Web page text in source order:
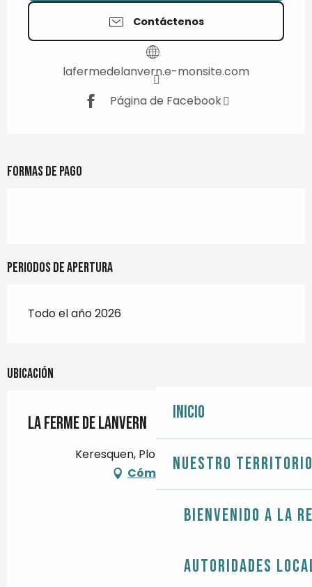
Inicio
Nuestro
Bienvenido a la
Autoridades
Contáctenos
lafermedelanvern.e-monsite.com
Página de Facebook
Formas de pago
Periodos de apertura
Todo el año 2026
Ubicación
La ferme de Lanvern
Keresquen, Plonéour-Lanvern
Cómo llegar